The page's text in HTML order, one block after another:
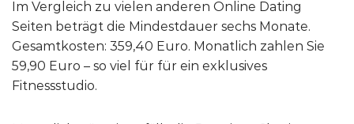
Im Vergleich zu vielen anderen Online Dating
Seiten beträgt die Mindestdauer sechs Monate.
Gesamtkosten: 359,40 Euro. Monatlich zahlen Sie
59,90 Euro – so viel für für ein exklusives
Fitnessstudio.